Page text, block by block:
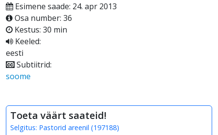
Esimene saade: 24. apr 2013
Osa number: 36
Kestus: 30 min
Keeled:
eesti
Subtiitrid:
soome
Toeta väärt saateid!
Selgitus: Pastorid areenil (197188)